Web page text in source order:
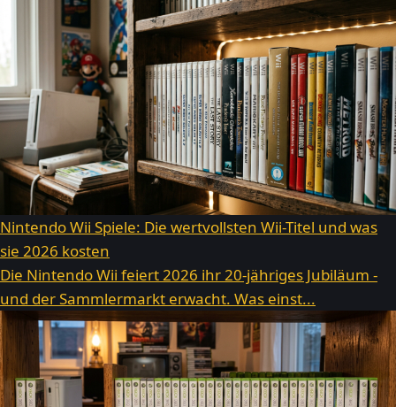
Nintendo Wii Spiele: Die wertvollsten Wii-Titel und was
sie 2026 kosten
Die Nintendo Wii feiert 2026 ihr 20-jähriges Jubiläum -
und der Sammlermarkt erwacht. Was einst...